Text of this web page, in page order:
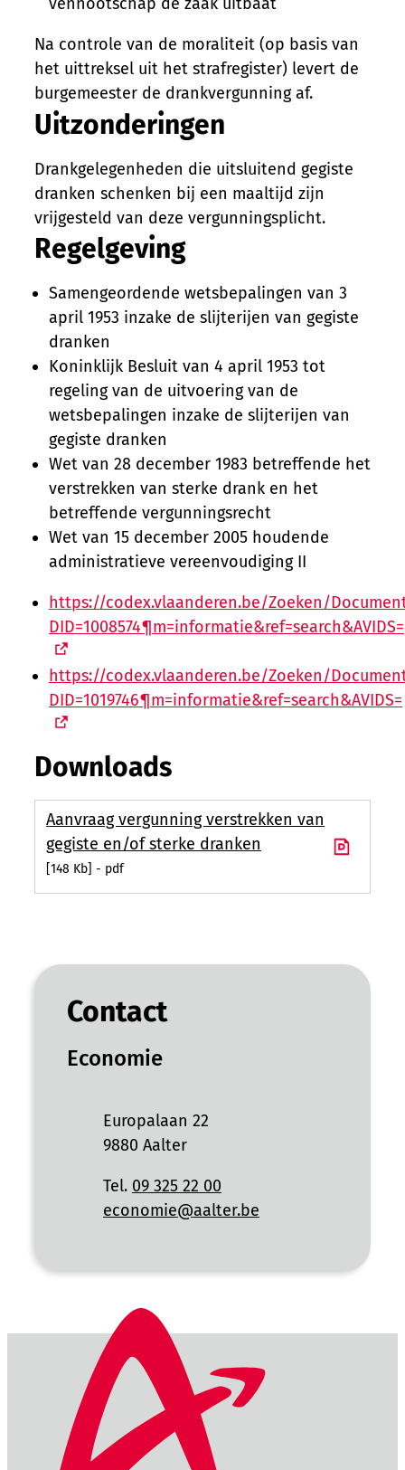
Na controle van de moraliteit (op basis van
het uittreksel uit het strafregister) levert de
burgemeester de drankvergunning af.
Uitzonderingen
Drankgelegenheden die uitsluitend gegiste
dranken schenken bij een maaltijd zijn
vrijgesteld van deze vergunningsplicht.
Regelgeving
Samengeordende wetsbepalingen van 3
april 1953 inzake de slijterijen van gegiste
dranken
Koninklijk Besluit van 4 april 1953 tot
regeling van de uitvoering van de
wetsbepalingen inzake de slijterijen van
gegiste dranken
Wet van 28 december 1983 betreffende het
verstrekken van sterke drank en het
betreffende vergunningsrecht
Wet van 15 december 2005 houdende
administratieve vereenvoudiging II
https://codex.vlaanderen.be/Zoeken/
DID=1008574¶m=informatie&ref=search&AVIDS=
https://codex.vlaanderen.be/Zoeken/
DID=1019746¶m=informatie&ref=search&AVIDS=
Downloads
Aanvraag vergunning verstrekken van
gegiste en/of sterke dranken
148 Kb pdf
Contact
Economie
AdresEuropalaan 22
,9880 Aalter
09 325 22 00
E-maileconomie@aalter.be